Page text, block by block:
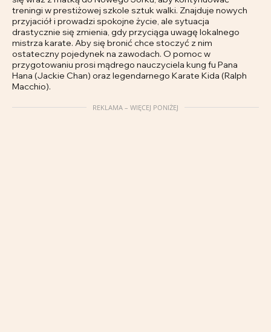
treningi w prestiżowej szkole sztuk walki. Znajduje nowych
przyjaciół i prowadzi spokojne życie, ale sytuacja
drastycznie się zmienia, gdy przyciąga uwagę lokalnego
mistrza karate. Aby się bronić chce stoczyć z nim
ostateczny pojedynek na zawodach. O pomoc w
przygotowaniu prosi mądrego nauczyciela kung fu Pana
Hana (Jackie Chan) oraz legendarnego Karate Kida (Ralph
Macchio).
REKLAMA – WIĘCEJ PONIŻEJ